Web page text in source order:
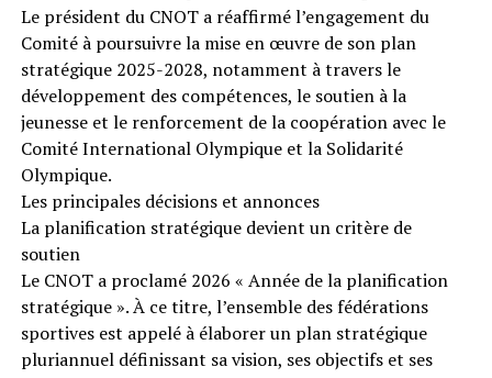
Le président du CNOT a réaffirmé l’engagement du
Comité à poursuivre la mise en œuvre de son plan
stratégique 2025-2028, notamment à travers le
développement des compétences, le soutien à la
jeunesse et le renforcement de la coopération avec le
Comité International Olympique et la Solidarité
Olympique.
Les principales décisions et annonces
La planification stratégique devient un critère de
soutien
Le CNOT a proclamé 2026 « Année de la planification
stratégique ». À ce titre, l’ensemble des fédérations
sportives est appelé à élaborer un plan stratégique
pluriannuel définissant sa vision, ses objectifs et ses